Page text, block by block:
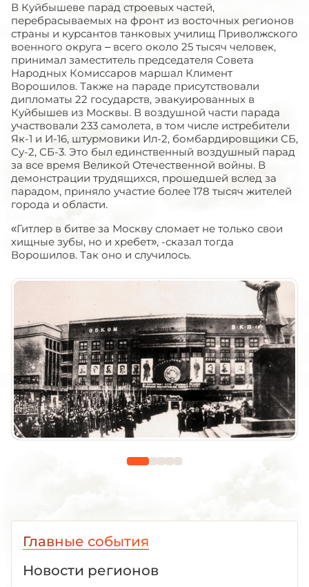
В Куйбышеве парад строевых частей,
перебрасываемых на фронт из восточных регионов
страны и курсантов танковых училищ Приволжского
военного округа – всего около 25 тысяч человек,
принимал заместитель председателя Совета
Народных Комиссаров маршал Климент
Ворошилов. Также на параде присутствовали
дипломаты 22 государств, эвакуированных в
Куйбышев из Москвы. В воздушной части парада
участвовали 233 самолета, в том числе истребители
Як-1 и И-16, штурмовики Ил-2, бомбардировщики СБ,
Су-2, СБ-3. Это был единственный воздушный парад
за все время Великой Отечественной войны. В
демонстрации трудящихся, прошедшей вслед за
парадом, приняло участие более 178 тысяч жителей
города и области.
«Гитлер в битве за Москву сломает не только свои
хищные зубы, но и хребет», -сказал тогда
Ворошилов. Так оно и случилось.
Главные события
Новости регионов